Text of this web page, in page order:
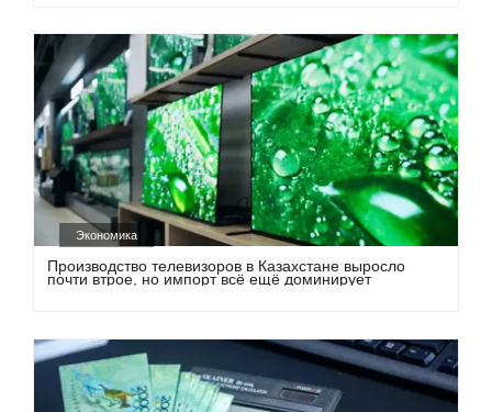
Экономика
Производство телевизоров в Казахстане выросло
почти втрое, но импорт всё ещё доминирует